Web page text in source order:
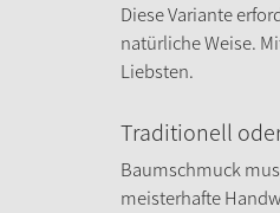
Diese Variante
natürliche Weise.
Liebsten.
Traditionell
Baumschmuck
meisterhafte